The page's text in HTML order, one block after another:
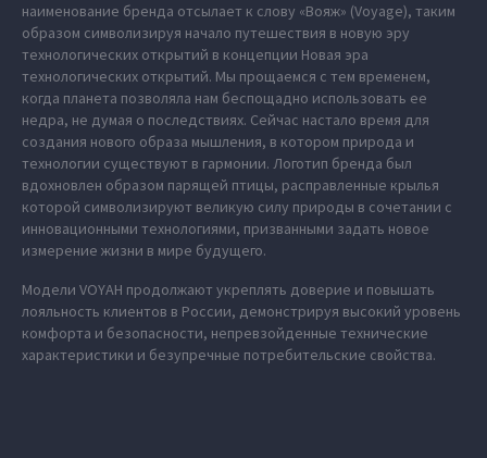
наименование бренда отсылает к слову «Вояж» (Voyage), таким
образом символизируя начало путешествия в новую эру
технологических открытий в концепции Новая эра
технологических открытий. Мы прощаемся с тем временем,
когда планета позволяла нам беспощадно использовать ее
недра, не думая о последствиях. Сейчас настало время для
создания нового образа мышления, в котором природа и
технологии существуют в гармонии. Логотип бренда был
вдохновлен образом парящей птицы, расправленные крылья
которой символизируют великую силу природы в сочетании с
инновационными технологиями, призванными задать новое
измерение жизни в мире будущего.
Модели VOYAH продолжают укреплять доверие и повышать
лояльность клиентов в России, демонстрируя высокий уровень
комфорта и безопасности, непревзойденные технические
характеристики и безупречные потребительские свойства.